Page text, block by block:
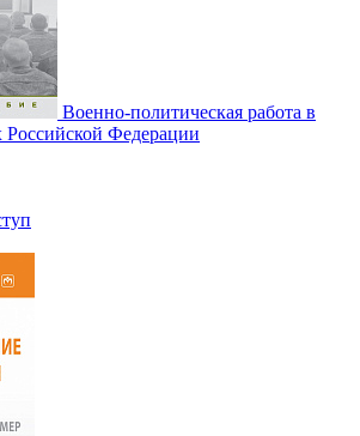
Военно-политическая работа в
Федерации